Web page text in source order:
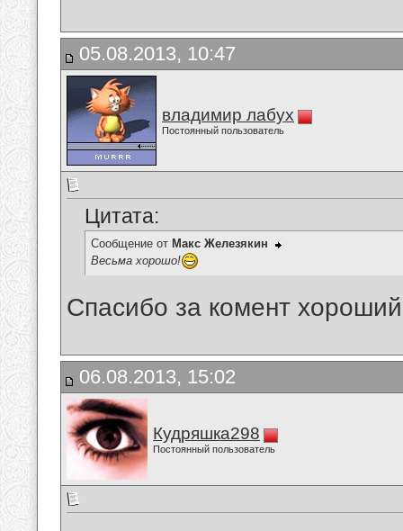
05.08.2013, 10:47
владимир лабух
Постоянный пользователь
Цитата:
Сообщение от Макс Железякин
Весьма хорошо!
Спасибо за комент хороший
06.08.2013, 15:02
Кудряшка298
Постоянный пользователь